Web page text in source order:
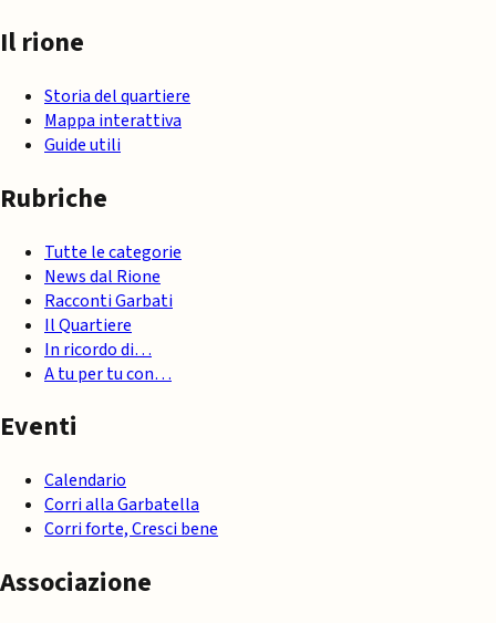
Il rione
Storia del quartiere
Mappa interattiva
Guide utili
Rubriche
Tutte le categorie
News dal Rione
Racconti Garbati
Il Quartiere
In ricordo di…
A tu per tu con…
Eventi
Calendario
Corri alla Garbatella
Corri forte, Cresci bene
Associazione